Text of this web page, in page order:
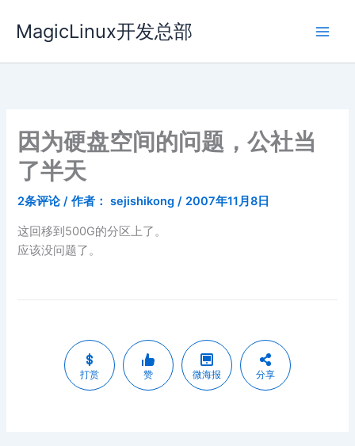
容
MagicLinux开发总部
因为硬盘空间的问题，公社当
了半天
2条评论 / 作者： sejishikong/ 2007年11月8日
这回移到500G的分区上了。
应该没问题了。
打赏 赞 微海报 分享